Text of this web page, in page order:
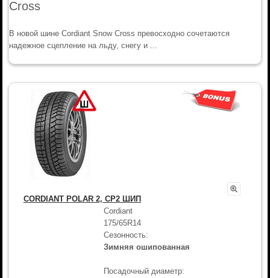
Cross
В новой шине Cordiant Snow Cross превосходно сочетаются
надежное сцепление на льду, снегу и ...
CORDIANT POLAR 2, CP2 ШИП
Cordiant
175/65R14
Сезонность:
Зимняя ошипованная
Посадочный диаметр: